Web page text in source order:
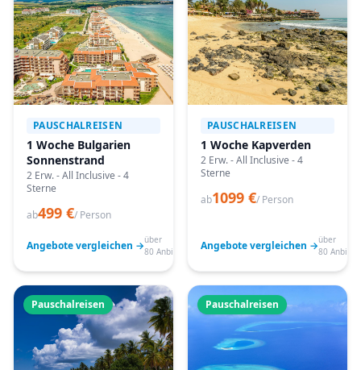
PAUSCHALREISEN
1 Woche Bulgarien
Sonnenstrand
2 Erw. - All Inclusive - 4
Sterne
ab499 €/ Person
Angebote vergleichen →über
80 Anbieter
PAUSCHALREISEN
1 Woche Kapverden
2 Erw. - All Inclusive - 4
Sterne
ab1099 €/ Person
Angebote vergleichen →über
80
Pauschalreisen Pauschalreisen